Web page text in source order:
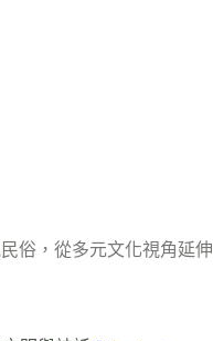
俗，從多元文化視角延伸